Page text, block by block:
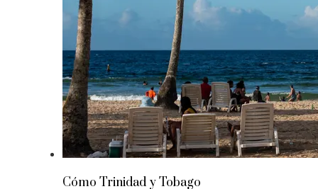
Cómo Trinidad y Tobago